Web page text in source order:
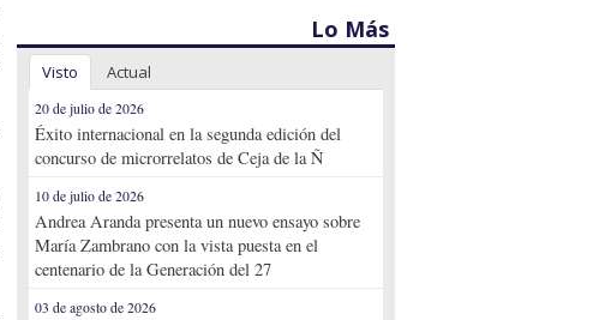
Lo Más
Visto Actual
20 de julio de 2026
Éxito internacional en la segunda edición del
concurso de microrrelatos de Ceja de la Ñ
10 de julio de 2026
Andrea Aranda presenta un nuevo ensayo sobre
María Zambrano con la vista puesta en el
centenario de la Generación del 27
03 de agosto de 2026